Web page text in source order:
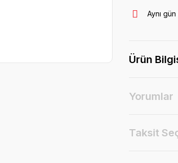
Aynı
Ürün
Yorumlar
Taksit